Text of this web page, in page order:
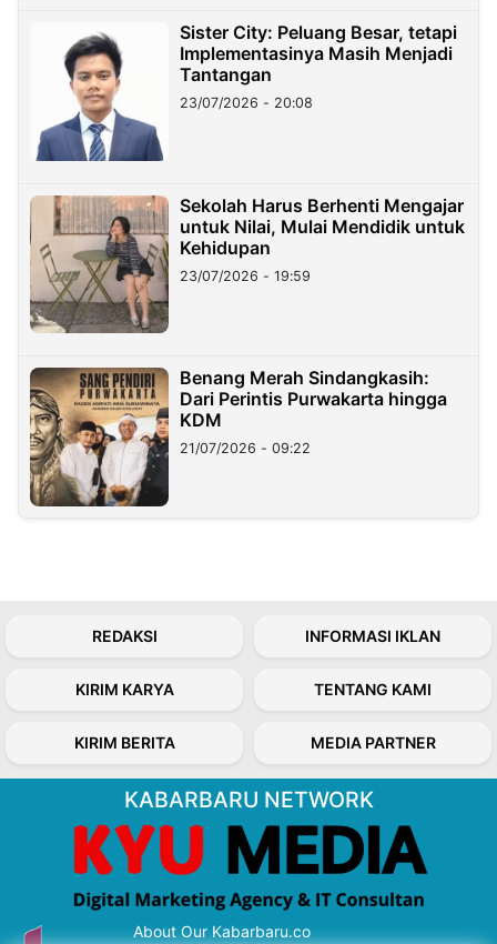
Sister City: Peluang Besar, tetapi
Implementasinya Masih Menjadi
Tantangan
23/07/2026 - 20:08
Sekolah Harus Berhenti Mengajar
untuk Nilai, Mulai Mendidik untuk
Kehidupan
23/07/2026 - 19:59
Benang Merah Sindangkasih:
Dari Perintis Purwakarta hingga
KDM
21/07/2026 - 09:22
REDAKSI INFORMASI IKLAN
KIRIM KARYA TENTANG KAMI
KIRIM BERITA MEDIA PARTNER
KABARBARU NETWORK
About Our Kabarbaru.co